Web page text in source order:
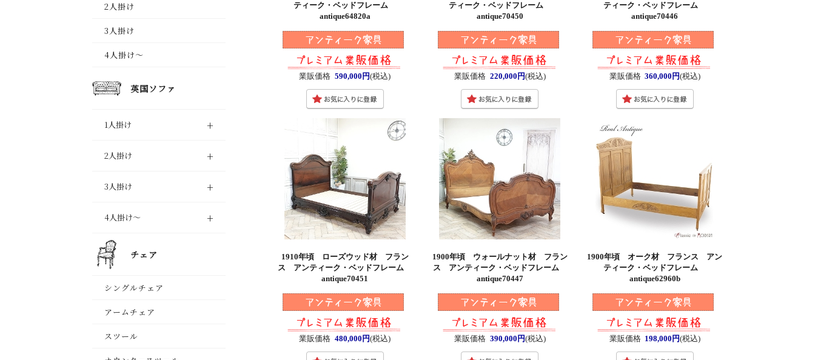
ティーク・ベッドフレーム
antique64820a
業販価格 590,000円(税込)
ティーク・ベッドフレーム
antique70450
業販価格 220,000円(税込)
ティーク・ベッドフレーム
antique70446
業販価格 360,000円(税込)
1910年頃 ローズウッド材 フラン
ス アンティーク・ベッドフレーム
antique70451
業販価格 480,000円(税込)
1900年頃 ウォールナット材 フラン
ス アンティーク・ベッドフレーム
antique70447
業販価格 390,000円(税込)
1900年頃 オーク材 フランス アン
ティーク・ベッドフレーム
antique62960b
業販価格 198,000円(税込)